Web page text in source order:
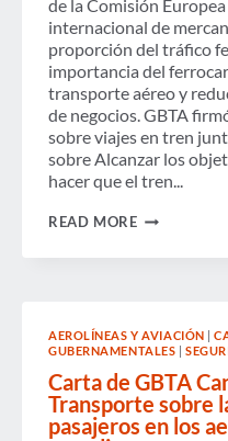
de la Comisión
internacional de
proporción del tráfico
importancia del
transporte aéreo y
de negocios. GBTA
sobre viajes en tren
sobre Alcanzar los
hacer que el tren...
READ MOREBOLETÍN
JULIO
DE
2022
AEROLÍNEAS Y AVIACIÓN |
GUBERNAMENTALES |
Carta de GBTA
Transporte sobre
pasajeros en los